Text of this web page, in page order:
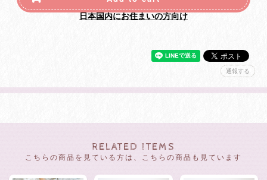
日本国内にお住まいの方向け
通報する
RELATED ITEMS
こちらの商品を見ている方は、こちらの商品も見ています